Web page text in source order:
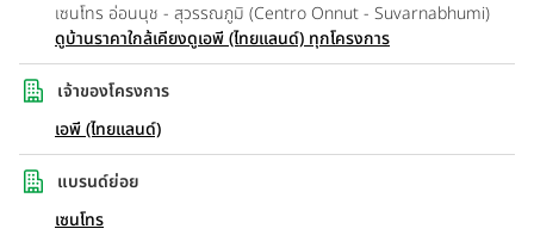
เซนโทร อ่อนนุช - สุวรรณภูมิ (Centro Onnut - Suvarnabhumi)
ดูบ้านราคาใกล้เคียงดูเอพี (ไทยแลนด์) ทุกโครงการ
เจ้าของโครงการ
เอพี (ไทยแลนด์)
แบรนด์ย่อย
เซนโทร